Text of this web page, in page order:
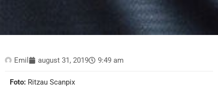
Emil august 31, 2019 9:49 am
Foto: Ritzau Scanpix